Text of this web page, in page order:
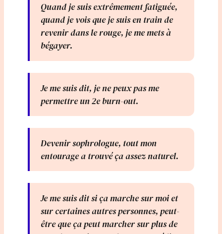
Quand je suis extrêmement fatiguée,
quand je vois que je suis en train de
revenir dans le rouge, je me mets à
bégayer.
Je me suis dit, je ne peux pas me
permettre un 2e burn-out.
Devenir sophrologue, tout mon
entourage a trouvé ça assez naturel.
Je me suis dit si ça marche sur moi et
sur certaines autres personnes, peut-
être que ça peut marcher sur plus de